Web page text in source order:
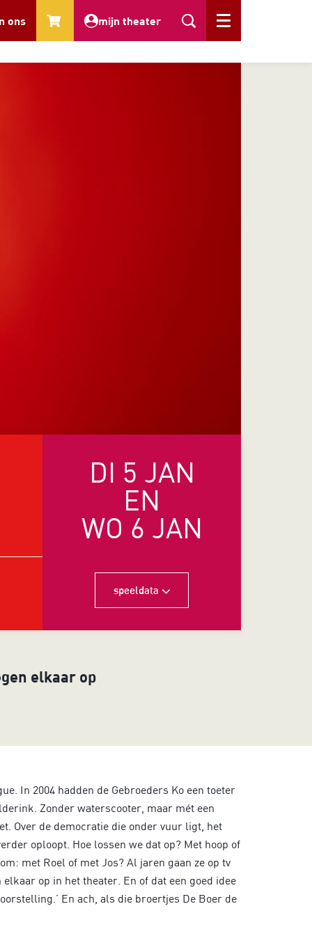
ons mijn theater Menu
DI 5 JAN
EN
WO 6 JAN
speeldata
elkaar op
In 2004 hadden de Gebroeders Ko een toeter
Zonder waterscooter, maar mét een
Over de democratie die onder vuur ligt, het
oploopt. Hoe lossen we dat op? Met hoop of
met Roel of met Jos? Al jaren gaan ze op tv
elkaar op in het theater. En of dat een goed idee
En ach, als die broertjes De Boer de